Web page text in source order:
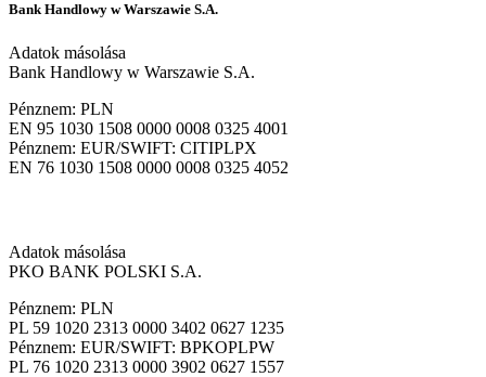
Bank Handlowy w Warszawie S.A.
Adatok másolása
Bank Handlowy w Warszawie S.A.
Pénznem: PLN
EN 95 1030 1508 0000 0008 0325 4001
Pénznem: EUR/SWIFT: CITIPLPX
EN 76 1030 1508 0000 0008 0325 4052
Adatok másolása
PKO BANK POLSKI S.A.
Pénznem: PLN
PL 59 1020 2313 0000 3402 0627 1235
Pénznem: EUR/SWIFT: BPKOPLPW
PL 76 1020 2313 0000 3902 0627 1557